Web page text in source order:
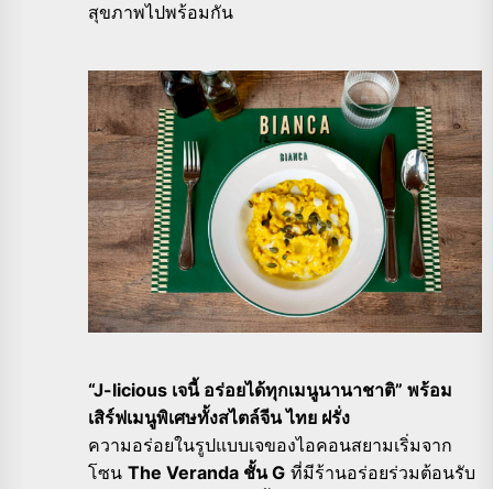
สุขภาพไปพร้อมกัน
“J-licious เจนี้ อร่อยได้ทุกเมนูนานาชาติ” พร้อม
เสิร์ฟเมนูพิเศษทั้งสไตล์จีน ไทย ฝรั่ง
ความอร่อยในรูปแบบเจของไอคอนสยามเริ่มจาก
โซน The Veranda ชั้น G ที่มีร้านอร่อยร่วมต้อนรับ